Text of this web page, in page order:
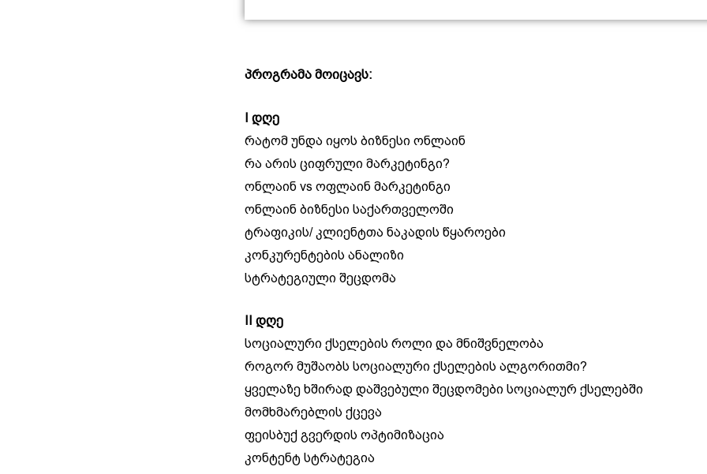
პროგრამა მოიცავს:
I დღე
რატომ უნდა იყოს ბიზნესი ონლაინ
რა არის ციფრული მარკეტინგი?
ონლაინ vs ოფლაინ მარკეტინგი
ონლაინ ბიზნესი საქართველოში
ტრაფიკის/ კლიენტთა ნაკადის წყაროები
კონკურენტების ანალიზი
სტრატეგიული შეცდომა
II დღე
სოციალური ქსელების როლი და მნიშვნელობა
როგორ მუშაობს სოციალური ქსელების ალგორითმი?
ყველაზე ხშირად დაშვებული შეცდომები სოციალურ ქსელებში
მომხმარებლის ქცევა
ფეისბუქ გვერდის ოპტიმიზაცია
კონტენტ სტრატეგია